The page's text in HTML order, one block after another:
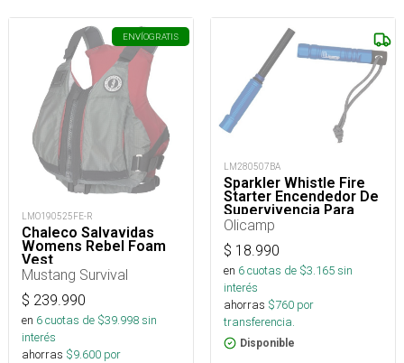
ENVÍOGRATIS
LMO190525FE-R
Chaleco Salvavidas
Womens Rebel Foam
Vest
Mustang Survival
$ 239.990
en 6cuotas de $39.998sin
interés
ahorras $9.600 por
LM280507BA
Sparkler Whistle Fire
Starter Encendedor De
Supervivencia Para
Camping
Olicamp
$ 18.990
en 6cuotas de $3.165sin
interés
ahorras $760 por
transferencia.
Disponible